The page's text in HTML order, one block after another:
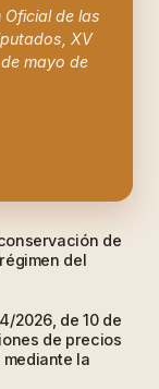
Oficial de las
XV
mayo de
de
del
2026, de 10 de
de precios
la